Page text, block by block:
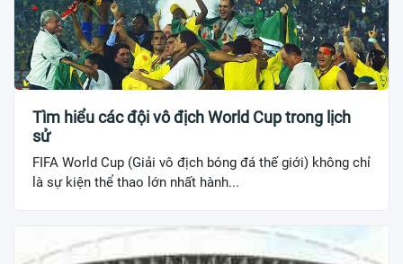
Tìm hiểu các đội vô địch World Cup trong lịch
sử
FIFA World Cup (Giải vô địch bóng đá thế giới) không chỉ
là sự kiện thể thao lớn nhất hành...